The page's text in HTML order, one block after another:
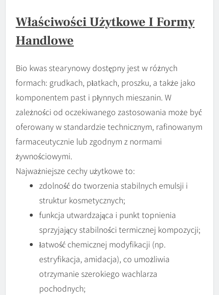
Właściwości Użytkowe I Formy
Handlowe
Bio kwas stearynowy dostępny jest w różnych
formach: grudkach, płatkach, proszku, a także jako
komponentem past i płynnych mieszanin. W
zależności od oczekiwanego zastosowania może być
oferowany w standardzie technicznym, rafinowanym
farmaceutycznie lub zgodnym z normami
żywnościowymi.
Najważniejsze cechy użytkowe to:
zdolność do tworzenia stabilnych emulsji i
struktur kosmetycznych;
funkcja utwardzająca i punkt topnienia
sprzyjający stabilności termicznej kompozycji;
łatwość chemicznej modyfikacji (np.
estryfikacja, amidacja), co umożliwia
otrzymanie szerokiego wachlarza
pochodnych;